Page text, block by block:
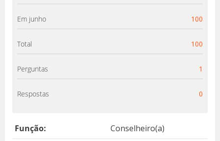
Em junho 100
Total 100
Perguntas 1
Respostas 0
Função:
Conselheiro(a)